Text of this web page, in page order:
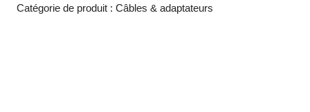
Catégorie de produit : Câbles & adaptateurs